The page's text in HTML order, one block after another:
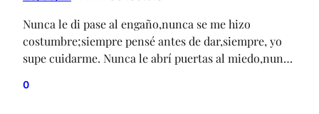
Nunca le di pase al engaño,nunca se me hizo
costumbre;siempre pensé antes de dar,siempre, yo
supe cuidarme. Nunca le abrí puertas al miedo,nunca
mandó la razón. Tropezar una vez más no significa
0